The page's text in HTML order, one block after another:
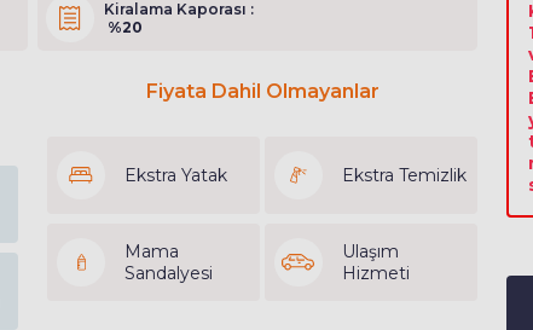
Kiralama Kaporası :
%20
Fiyata Dahil Olmayanlar
Ekstra Yatak Ekstra Temizlik
Mama
Sandalyesi
Ulaşım
Hizmeti